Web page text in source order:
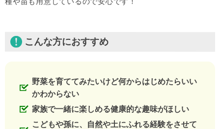
こんな方におすすめ
野菜を育ててみたいけど何からはじめたらいい
かわからない
家族で一緒に楽しめる健康的な趣味がほしい
こどもや孫に、自然や土にふれる経験をさせて